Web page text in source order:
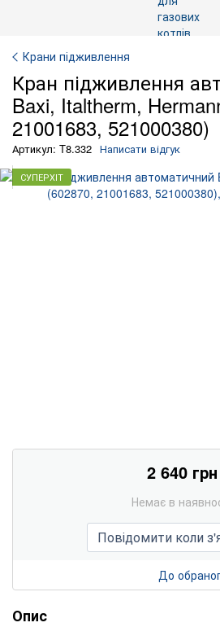
Крани підживлення
Кран підживлення
Baxi, Italtherm,
21001683, 521000380)
Артикул: T8.332 Написати відгук
СУПЕРХІТ
2 640 грн
Немає в
Повідомити коли
До
Опис